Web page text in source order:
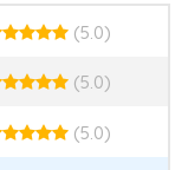
(5.0)
(5.0)
(5.0)